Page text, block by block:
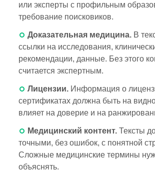
или эксперты с профильным
требование поисковиков.
Доказательная медицина. В
ссылки на исследования,
рекомендации, данные. Без этого
считается экспертным.
Лицензии. Информация о
сертификатах должна быть на
влияет на доверие и на
Медицинский контент. Тексты
точными, без ошибок, с понятной
Сложные медицинские термины
объяснять.